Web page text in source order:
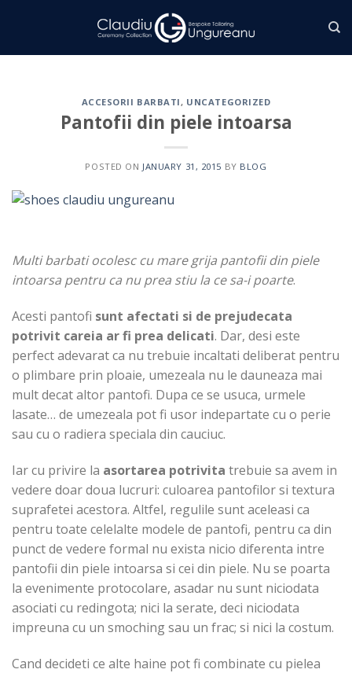
ACCESORII BARBATI, UNCATEGORIZED
Pantofii din piele intoarsa
POSTED ON JANUARY 31, 2015 BY BLOG
Multi barbati ocolesc cu mare grija pantofii din piele
intoarsa pentru ca nu prea stiu la ce sa-i poarte.
Acesti pantofi sunt afectati si de prejudecata
potrivit careia ar fi prea delicati. Dar, desi este
perfect adevarat ca nu trebuie incaltati deliberat pentru
o plimbare prin ploaie, umezeala nu le dauneaza mai
mult decat altor pantofi. Dupa ce se usuca, urmele
lasate… de umezeala pot fi usor indepartate cu o perie
sau cu o radiera speciala din cauciuc.
Iar cu privire la asortarea potrivita trebuie sa avem in
vedere doar doua lucruri: culoarea pantofilor si textura
suprafetei acestora. Altfel, regulile sunt aceleasi ca
pentru toate celelalte modele de pantofi, pentru ca din
punct de vedere formal nu exista nicio diferenta intre
pantofii din piele intoarsa si cei din piele. Nu se poarta
la evenimente protocolare, asadar nu sunt niciodata
asociati cu redingota; nici la serate, deci niciodata
impreuna cu un smoching sau un frac; si nici la costum.
Cand decideti ce alte haine pot fi combinate cu pielea